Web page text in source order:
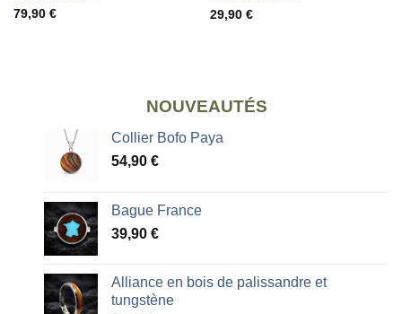
Note 5sur
79,90 €
Note
29,90 €
NOUVEAUTÉS
Collier Bofo Paya
54,90 €
Bague France
39,90 €
Alliance en bois de palissandre et
tungstène